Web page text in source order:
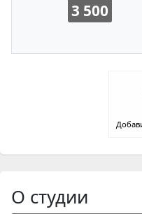
3 500
О студии